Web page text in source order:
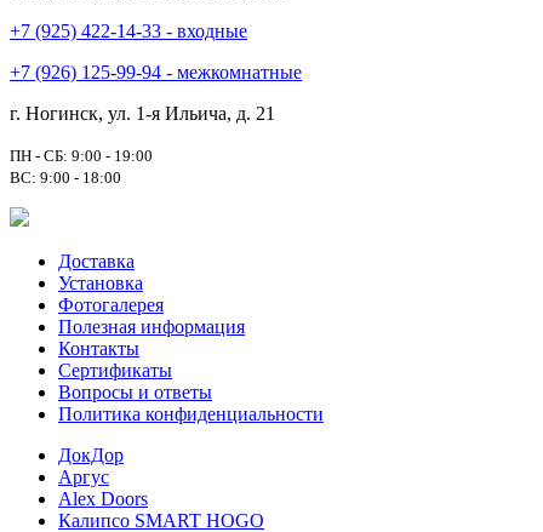
+7 (925) 422-14-33 - входные
+7 (926) 125-99-94 - межкомнатные
г. Ногинск, ул. 1-я Ильича, д. 21
ПН - СБ: 9:00 - 19:00
ВС: 9:00 - 18:00
Доставка
Установка
Фотогалерея
Полезная информация
Контакты
Сертификаты
Вопросы и ответы
Политика конфиденциальности
ДокДор
Аргус
Alex Doors
Калипсо SMART HOGO